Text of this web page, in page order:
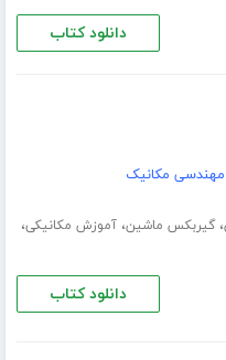
دانلود کتاب
مکانیک
،گیربکس ماشین،آموزش مکانیکی،
دانلود کتاب